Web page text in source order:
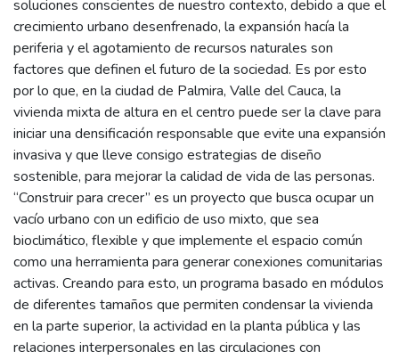
soluciones conscientes de nuestro contexto, debido a que el
crecimiento urbano desenfrenado, la expansión hacía la
periferia y el agotamiento de recursos naturales son
factores que definen el futuro de la sociedad. Es por esto
por lo que, en la ciudad de Palmira, Valle del Cauca, la
vivienda mixta de altura en el centro puede ser la clave para
iniciar una densificación responsable que evite una expansión
invasiva y que lleve consigo estrategias de diseño
sostenible, para mejorar la calidad de vida de las personas.
“Construir para crecer” es un proyecto que busca ocupar un
vacío urbano con un edificio de uso mixto, que sea
bioclimático, flexible y que implemente el espacio común
como una herramienta para generar conexiones comunitarias
activas. Creando para esto, un programa basado en módulos
de diferentes tamaños que permiten condensar la vivienda
en la parte superior, la actividad en la planta pública y las
relaciones interpersonales en las circulaciones con